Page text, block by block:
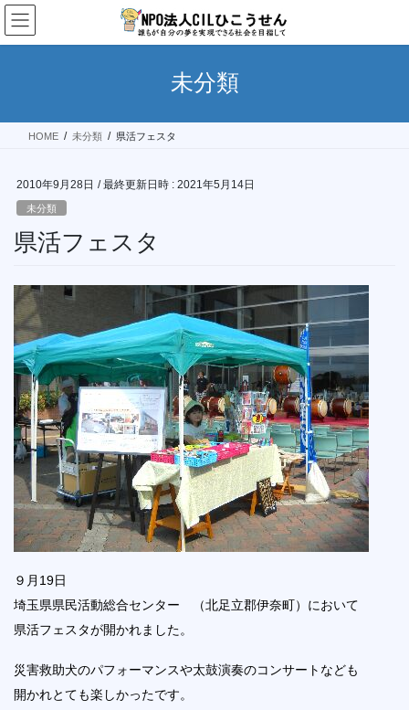
コ
ン
テ
ス
ナ
ビ
ゲ
ン
未分類
HOME 未分類 県活フェスタ
2010年9月28日 / 最終更新日時 : 2021年5月14日
未分類
県活フェスタ
９月19日
埼玉県県民活動総合センター （北足立郡伊奈町）において
県活フェスタが開かれました。
災害救助犬のパフォーマンスや太鼓演奏のコンサートなども
開かれとても楽しかったです。